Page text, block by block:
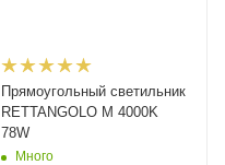
Прямоугольный светильник
RETTANGOLO M 4000K
78W
Много